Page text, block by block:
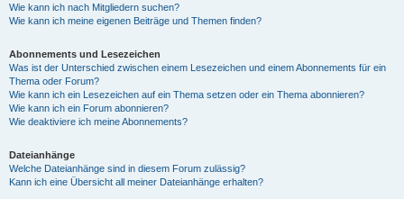
Wie kann ich nach Mitgliedern suchen?
Wie kann ich meine eigenen Beiträge und Themen finden?
Abonnements und Lesezeichen
Was ist der Unterschied zwischen einem Lesezeichen und einem Abonnements für ein
Thema oder Forum?
Wie kann ich ein Lesezeichen auf ein Thema setzen oder ein Thema abonnieren?
Wie kann ich ein Forum abonnieren?
Wie deaktiviere ich meine Abonnements?
Dateianhänge
Welche Dateianhänge sind in diesem Forum zulässig?
Kann ich eine Übersicht all meiner Dateianhänge erhalten?